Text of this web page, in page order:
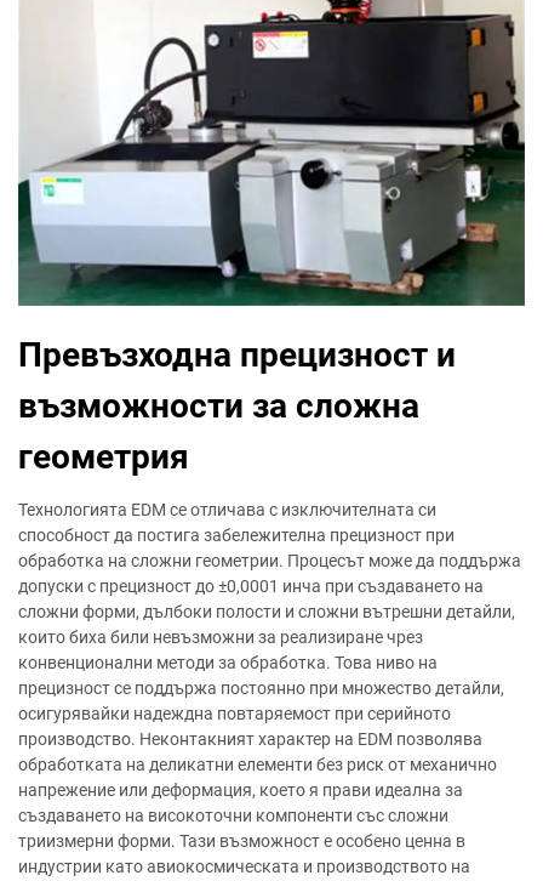
Превъзходна прецизност и
възможности за сложна
геометрия
Технологията EDM се отличава с изключителната си
способност да постига забележителна прецизност при
обработка на сложни геометрии. Процесът може да поддържа
допуски с прецизност до ±0,0001 инча при създаването на
сложни форми, дълбоки полости и сложни вътрешни детайли,
които биха били невъзможни за реализиране чрез
конвенционални методи за обработка. Това ниво на
прецизност се поддържа постоянно при множество детайли,
осигурявайки надеждна повтаряемост при серийното
производство. Неконтакният характер на EDM позволява
обработката на деликатни елементи без риск от механично
напрежение или деформация, което я прави идеална за
създаването на високоточни компоненти със сложни
триизмерни форми. Тази възможност е особено ценна в
индустрии като авиокосмическата и производството на